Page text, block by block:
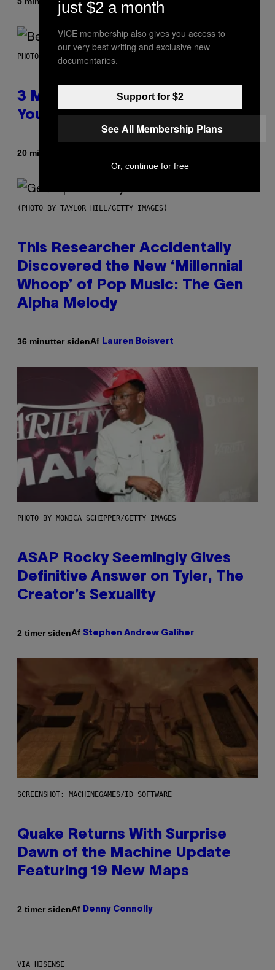
Dan Milam
PHOTO BY KEVIN WINTER/GETTY IMAGES FOR RADIO DISNEY
3 Millennial Anthems That Make
You Think of Your Best Friend
20 minutter siden
(PHOTO BY TAYLOR HILL/GETTY IMAGES)
This Researcher Accidentally
Discovered the New ‘Millennial
Whoop’ of Pop Music: The Gen
Alpha Melody
36 minutter sidenAf Lauren Boisvert
PHOTO BY MONICA SCHIPPER/GETTY IMAGES
ASAP Rocky Seemingly Gives
Definitive Answer on Tyler, The
Creator’s Sexuality
2 timer sidenAf Stephen Andrew Galiher
SCREENSHOT: MACHINEGAMES/ID SOFTWARE
Quake Returns With Surprise
Dawn of the Machine Update
Featuring 19 New Maps
2 timer sidenAf Denny Connolly
VIA HISENSE
just $2 a month
VICE membership also gives you access to
our very best writing and exclusive new
documentaries.
Support for $2
See All Membership Plans
Or, continue for free